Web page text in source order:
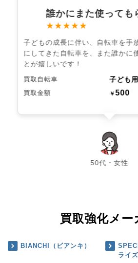
誰かにまた使っても
★★★★★
子どもの成長に伴い、自転車を手
にしてきた自転車を、また誰かに
とが嬉しいです！
買取自転車 子ども
買取金額 ￥500
50代・女性
chevron_left chevron_right
買取強化メー
BIANCHI（ビアンキ）
ライズ